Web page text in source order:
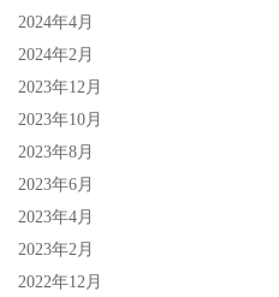
2024年4月
2024年2月
2023年12月
2023年10月
2023年8月
2023年6月
2023年4月
2023年2月
2022年12月